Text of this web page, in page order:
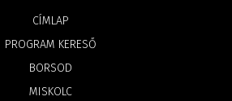
CÍMLAP
PROGRAM KERESŐ
BORSOD
MISKOLC